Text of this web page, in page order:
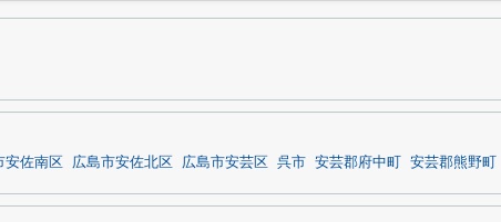
安佐南区 広島市安佐北区 広島市安芸区 呉市 安芸郡府中町 安芸郡熊野町